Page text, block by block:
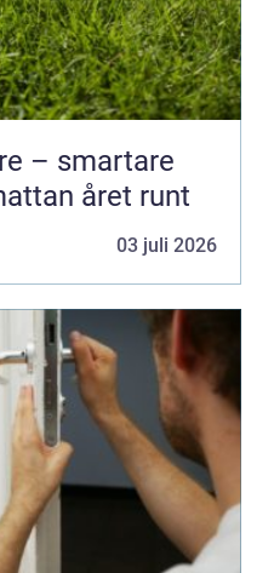
– smartare
året runt
03 juli 2026